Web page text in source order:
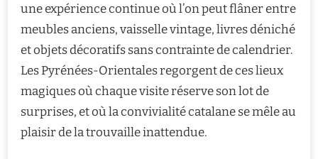
une expérience continue où l’on peut flâner entre
meubles anciens, vaisselle vintage, livres déniché
et objets décoratifs sans contrainte de calendrier.
Les Pyrénées-Orientales regorgent de ces lieux
magiques où chaque visite réserve son lot de
surprises, et où la convivialité catalane se mêle au
plaisir de la trouvaille inattendue.